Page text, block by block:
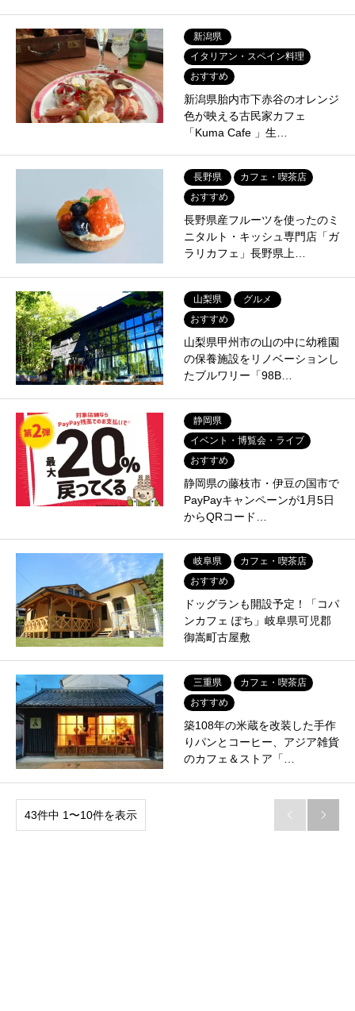
新潟県
イタリアン・スペイン料理
おすすめ
新潟県胎内市下赤谷のオレンジ
色が映える古民家カフェ
「Kuma Cafe 」生…
長野県
カフェ・喫茶店
おすすめ
長野県産フルーツを使ったのミ
ニタルト・キッシュ専門店「ガ
ラリカフェ」長野県上…
山梨県
グルメ
おすすめ
山梨県甲州市の山の中に幼稚園
の保養施設をリノベーションし
たブルワリー「98B…
静岡県
イベント・博覧会・ライブ
おすすめ
静岡県の藤枝市・伊豆の国市で
PayPayキャンペーンが1月5日
からQRコード…
岐阜県
カフェ・喫茶店
おすすめ
ドッグランも開設予定！「コパ
ンカフェ ぽち」岐阜県可児郡
御嵩町古屋敷
三重県
カフェ・喫茶店
おすすめ
築108年の米蔵を改装した手作
りパンとコーヒー、アジア雑貨
のカフェ＆ストア「…
43件中 1〜10件を表示  